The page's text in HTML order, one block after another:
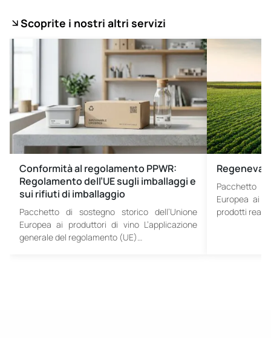
Scoprite i nostri altri servizi
Conformità al regolamento PPWR:
Regolamento dell’UE sugli imballaggi e
sui rifiuti di imballaggio
Pacchetto di sostegno storico dell’Unione
Europea ai produttori di vino L’applicazione
generale del regolamento (UE)…
Pacchetto
Europea ai
prodotti